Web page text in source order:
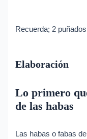
Recuerda; 2
Elaboración
Lo primero
de las habas
Las habas o fabas